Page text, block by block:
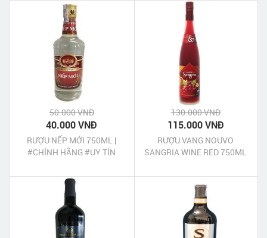
50.000 VNĐ
40.000 VNĐ
RƯỢU NẾP MỚI 750ML |
#CHÍNH HÃNG #UY TÍN
130.000 VNĐ
115.000 VNĐ
RƯỢU VANG NOUVO
SANGRIA WINE RED 750ML